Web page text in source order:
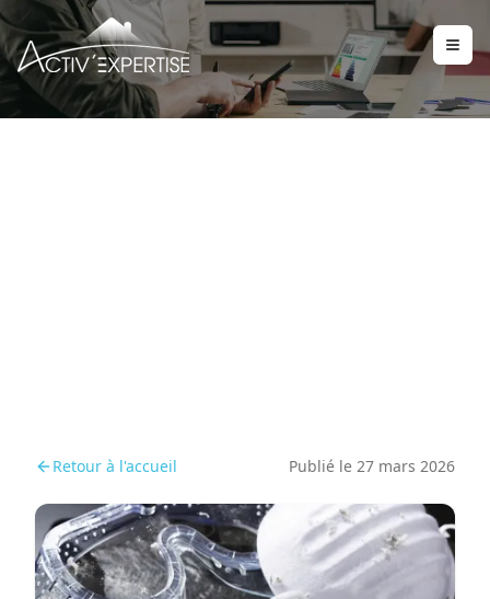
Retour à l'accueil Publié le 27 mars 2026